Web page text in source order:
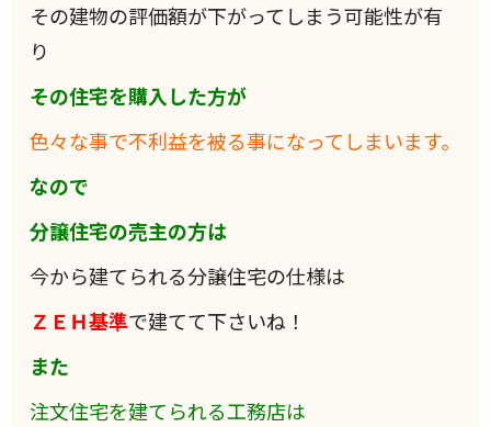
その建物の評価額が下がってしまう可能性が有
り
その住宅を購入した方が
色々な事で不利益を被る事になってしまいます。
なので
分譲住宅の売主の方は
今から建てられる分譲住宅の仕様は
ＺＥＨ基準で建てて下さいね！
また
注文住宅を建てられる工務店は